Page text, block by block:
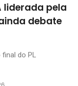
liderada pela
debate
do PL